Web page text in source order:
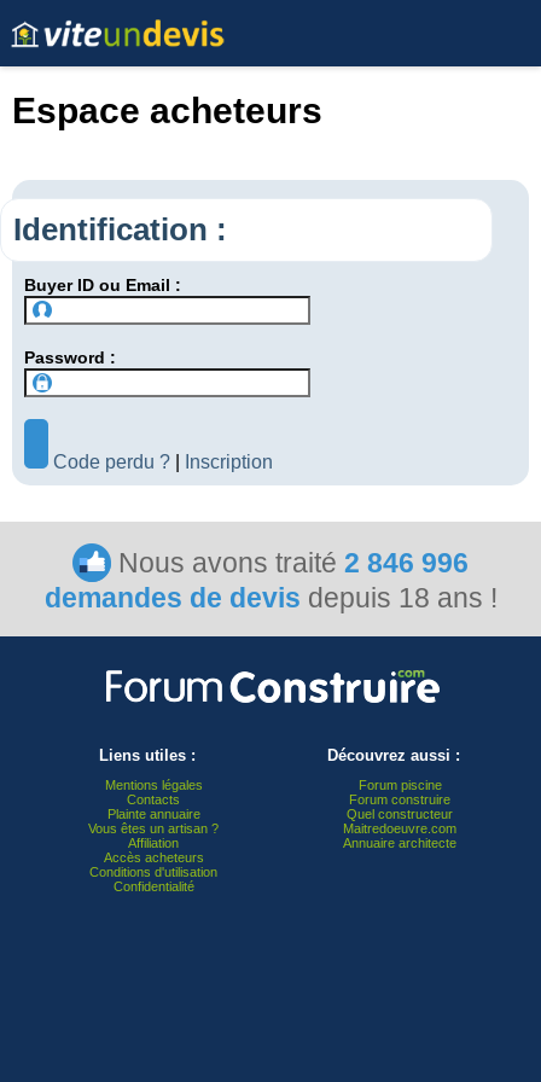
Espace acheteurs
Identification :
Buyer ID ou Email :
Password :
Code perdu ? Inscription
Nous avons traité 2 846 996
demandes de devis depuis 18 ans !
Liens utiles :
Mentions légales
Contacts
Plainte annuaire
Vous êtes un artisan ?
Affiliation
Accès acheteurs
Conditions d'utilisation
Confidentialité
Découvrez aussi :
Forum piscine
Forum construire
Quel constructeur
Maitredoeuvre.com
Annuaire architecte